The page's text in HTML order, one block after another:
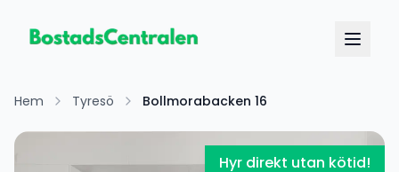
Hem Tyresö Bollmorabacken 16
Hyr direkt utan kötid!